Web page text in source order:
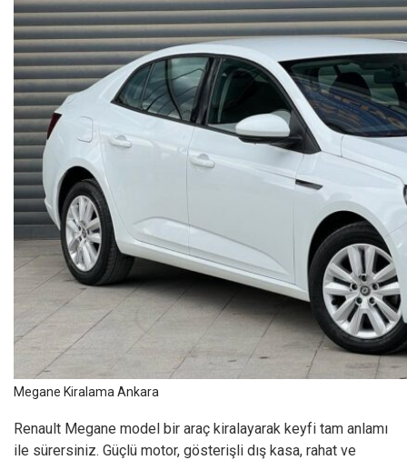
Megane Kiralama Ankara
Renault Megane model bir araç kiralayarak keyfi tam anlamı
ile sürersiniz. Güçlü motor, gösterişli dış kasa, rahat ve